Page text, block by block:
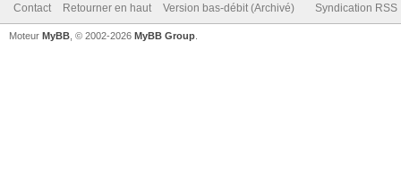
Contact Retourner en haut Version bas-débit (Archivé) Syndication RSS
Moteur MyBB , © 2002-2026 MyBB Group